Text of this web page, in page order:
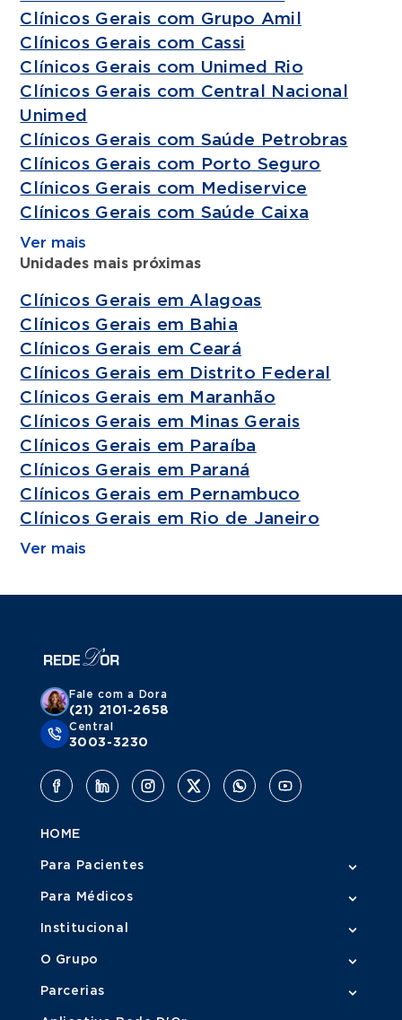
Clínicos Gerais com Grupo Amil
Clínicos Gerais com Cassi
Clínicos Gerais com Unimed Rio
Clínicos Gerais com Central Nacional
Unimed
Clínicos Gerais com Saúde Petrobras
Clínicos Gerais com Porto Seguro
Clínicos Gerais com Mediservice
Clínicos Gerais com Saúde Caixa
Ver mais
Unidades mais próximas
Clínicos Gerais em Alagoas
Clínicos Gerais em Bahia
Clínicos Gerais em Ceará
Clínicos Gerais em Distrito Federal
Clínicos Gerais em Maranhão
Clínicos Gerais em Minas Gerais
Clínicos Gerais em Paraíba
Clínicos Gerais em Paraná
Clínicos Gerais em Pernambuco
Clínicos Gerais em Rio de Janeiro
Ver mais
Fale com a Dora
(21) 2101-2658
Central
3003-3230
HOME
Para Pacientes
Para Médicos
Institucional
O Grupo
Parcerias